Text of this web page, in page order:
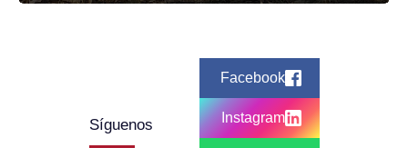
Síguenos
Facebook
Instagram